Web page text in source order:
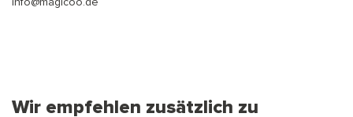
info@magicoo.de
Wir empfehlen zusätzlich zu